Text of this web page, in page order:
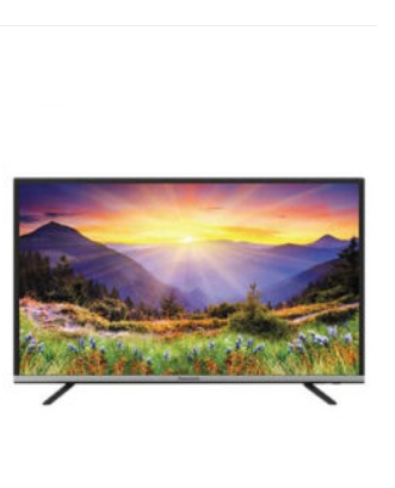
à la
liste
d’envies